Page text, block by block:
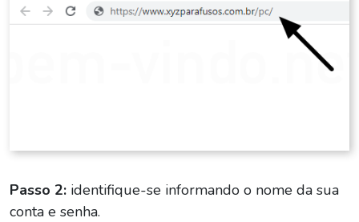
Passo 2: identifique-se informando o nome da sua
conta e senha.